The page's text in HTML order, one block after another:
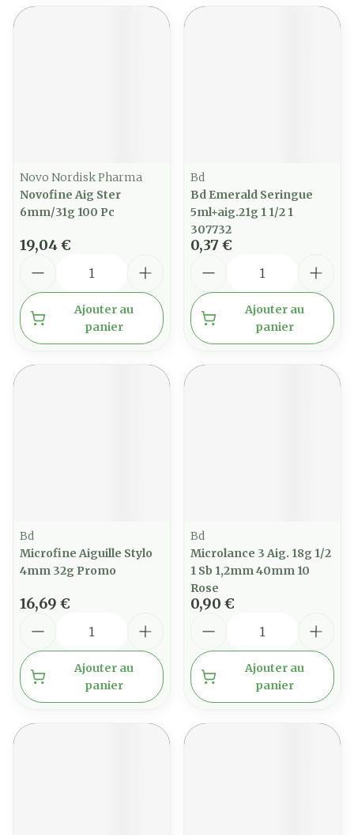
Novo Nordisk Pharma
Novofine Aig Ster
6mm/31g 100 Pc
19,04 €
Ajouter au
panier
Bd
Bd Emerald Seringue
5ml+aig.21g 1 1/2 1
307732
0,37 €
Ajouter au
panier
Bd
Microfine Aiguille Stylo
4mm 32g Promo
16,69 €
Ajouter au
panier
Bd
Microlance 3 Aig. 18g 1/2
1 Sb 1,2mm 40mm 10
Rose
0,90 €
Ajouter au
panier